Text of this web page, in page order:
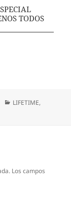
TODOS
Categorías
LIFETIME,
Los campos